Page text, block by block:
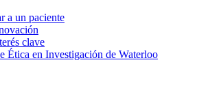
a un paciente
clave
Ética en Investigación de Waterloo